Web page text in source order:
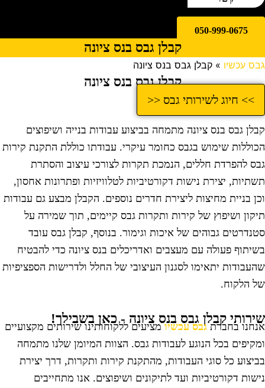
050-999-0675
קבלן גבס בנס ציונה
עכשיו» קבלן גבס בנס ציונה
קבלן גבס בנס ציונה
>> חיוג לשירותי גבס <<
גבס בנס ציונה מתמחה בביצוע עבודות בנייה ושיפוצים
שימוש בגבס כחומר עיקרי. עבודתו כוללת התקנת קירות
להפרדת חללים, הנמכת תקרות לצורכי עיצוב והסתרת
יצירת נישות דקורטיביות לטלוויזיות ופתרונות אחסון,
בניית מחיצות ליצירת חדרים נוספים. הקבלן מבצע גם עבודות
ושיפוץ של קירות ותקרות גבס קיימים, תוך שמירה על
גבוהים של איכות וגימור. בנוסף, קבלן גבס עובד
פעולה עם מעצבים ואדריכלים בנס ציונה כדי להבטיח
יתאימו לסגנון העיצובי של החלל ולדרישות הספציפיות
הלקוח.
קבלן גבס בנס ציונה - כאן בשבילך!
בחברתגבס עכשיומציעים ללקוחותינו שירותים מקצועיים
בכל הנוגע לעבודות גבס. הצוות המיומן שלנו מתמחה
כל סוגי העבודות, מהתקנת קירות ותקרות, דרך יצירת
דקורטיביות ועד לתיקונים ושיפוצים. אנו מתחייבים